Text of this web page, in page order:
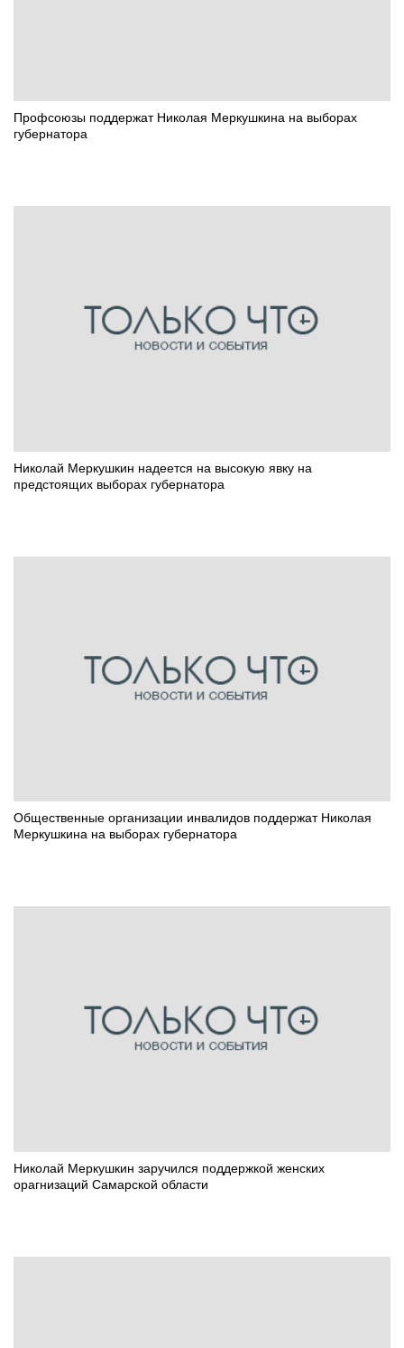
Профсоюзы поддержат Николая Меркушкина на выборах
губернатора
Николай Меркушкин надеется на высокую явку на
предстоящих выборах губернатора
Общественные организации инвалидов поддержат Николая
Меркушкина на выборах губернатора
Николай Меркушкин заручился поддержкой женских
орагнизаций Самарской области